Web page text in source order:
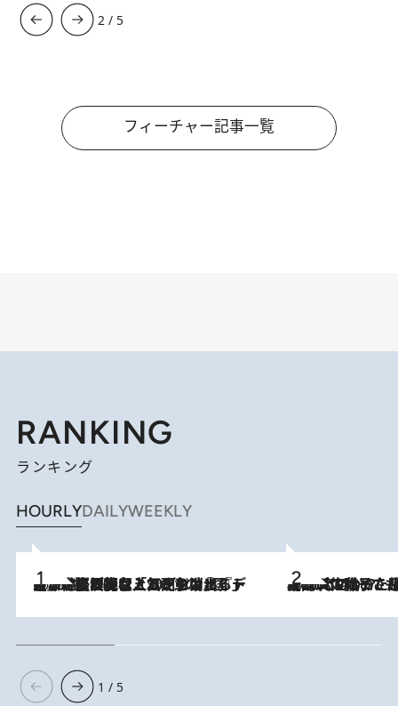
3 / 5
フィーチャー記事一覧
RANKING
ランキング
HOURLYDAILYWEEKLY
2026.8.5
【なぜ吉沢亮は「気配を消せる」のか？】興行収入208億の『国宝』を経て挑むミュージカル『ディア・エヴァン・ハンセン』。トップ俳優が舞台上でさらけ出した“孤独”とは 2026.8.5
【阿川佐和子さんの年とる力】なぜ70代で始めた趣味は“こんなに楽しい”のか？ ピアノ、俳句…スランプに陥っても続けられる“ある秘訣”とは
1 / 5